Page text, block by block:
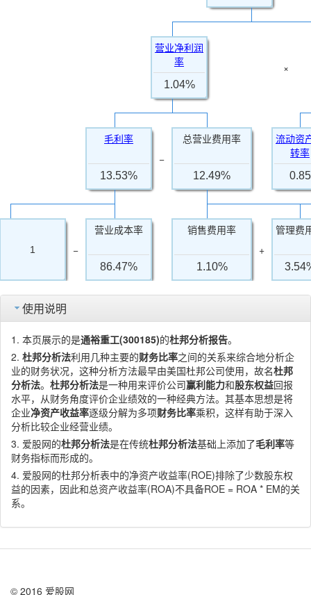
营业净利润
率
1.04%
×
毛利率
13.53%
−
总营业费用率
12.49%
流动资
转率
0.85
1 −
营业成本率
86.47%
销售费用率
1.10%
+
管理费
使用说明
本页展示的是通裕重工(300185)的杜邦分析报告。
杜邦分析法利用几种主要的财务比率之间的关系来综合地分析企
业的财务状况，这种分析方法最早由美国杜邦公司使用，故名杜邦
分析法。 杜邦分析法是一种用来评价公司赢利能力和股东权益回报
水平，从财务角度评价企业绩效的一种经典方法。其基本思想是将
企业净资产收益率逐级分解为多项财务比率乘积，这样有助于深入
分析比较企业经营业绩。
爱股网的杜邦分析法是在传统杜邦分析法基础上添加了毛利率等
财务指标而形成的。
爱股网的杜邦分析表中的净资产收益率(ROE)排除了少数股东权
益的因素，因此和总资产收益率(ROA)不具备ROE = ROA * EM的关
系。
© 2016 爱股网